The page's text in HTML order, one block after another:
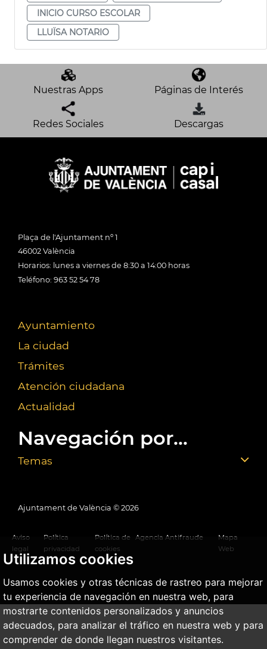
Utilizamos cookies
Usamos cookies y otras técnicas de rastreo para mejorar
tu experiencia de navegación en nuestra web, para
mostrarte contenidos personalizados y anuncios
adecuados, para analizar el tráfico en nuestra web y para
comprender de donde llegan nuestros visitantes.
INICIO CURSO ESCOLAR
LLUÏSA NOTARIO
Nuestras Apps Páginas de Interés
Redes Sociales Descargas
Plaça de l'Ajuntament nº 1
46002 València
Horarios: lunes a viernes de 8:30 a 14:00 horas
Teléfono: 963 52 54 78
Ayuntamiento
La ciudad
Trámites
Atención ciudadana
Actualidad
Navegación por...
Temas
Ajuntament de València © 2026
Aviso
legal
Política
privacidad
Política de
cookies
Agencia Antifraude
Mapa
Web